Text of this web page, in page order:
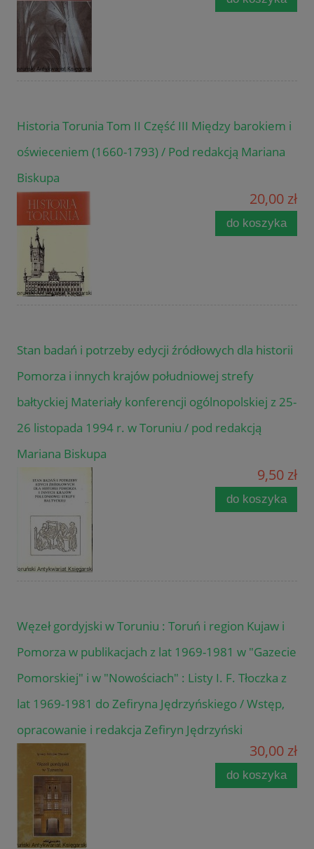
Historia Torunia Tom II Część III Między barokiem i
oświeceniem (1660-1793) / Pod redakcją Mariana
Biskupa
20,00 zł
do koszyka
Stan badań i potrzeby edycji źródłowych dla historii
Pomorza i innych krajów południowej strefy
bałtyckiej Materiały konferencji ogólnopolskiej z 25-
26 listopada 1994 r. w Toruniu / pod redakcją
Mariana Biskupa
9,50 zł
do koszyka
Węzeł gordyjski w Toruniu : Toruń i region Kujaw i
Pomorza w publikacjach z lat 1969-1981 w "Gazecie
Pomorskiej" i w "Nowościach" : Listy I. F. Tłoczka z
lat 1969-1981 do Zefiryna Jędrzyńskiego / Wstęp,
opracowanie i redakcja Zefiryn Jędrzyński
30,00 zł
do koszyka